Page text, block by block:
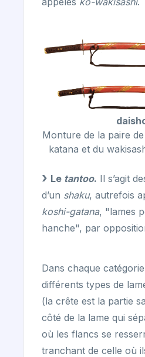
Monture de la paire
katana et du
Le tantoo. Il s’agit
d’un shaku, autrefois
koshi-gatana, "lames
hanche", par
Dans chaque
différents types de
(la crête est la partie
côté de la lame qui
où les flancs se
tranchant de celle où